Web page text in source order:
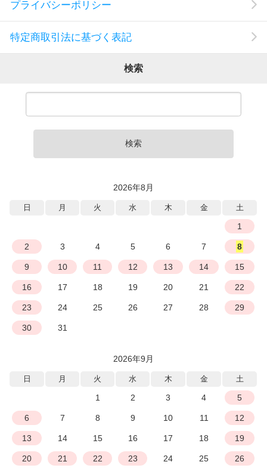
プライバシーポリシー
特定商取引法に基づく表記
検索
検索
2026年8月
日 月 火 水 木 金 土
1
2 3 4 5 6 7 8
9 10 11 12 13 14 15
16 17 18 19 20 21 22
23 24 25 26 27 28 29
30 31
2026年9月
日 月 火 水 木 金 土
1 2 3 4 5
6 7 8 9 10 11 12
13 14 15 16 17 18 19
20 21 22 23 24 25 26